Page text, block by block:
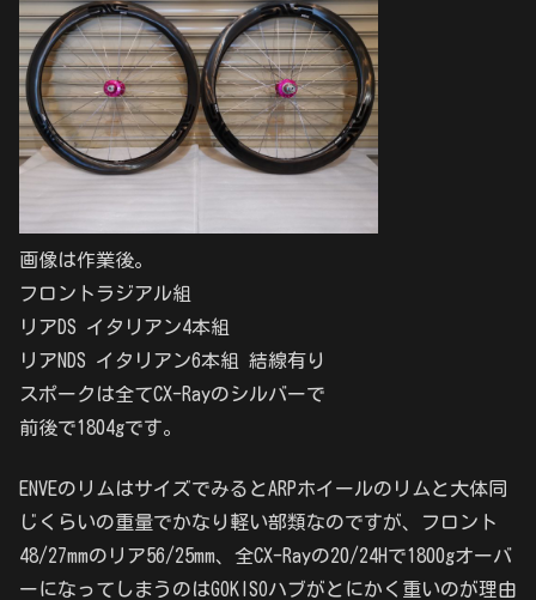
画像は作業後。
フロントラジアル組
リアDS イタリアン4本組
リアNDS イタリアン6本組 結線有り
スポークは全てCX-Rayのシルバーで
前後で1804gです。
ENVEのリムはサイズでみるとARPホイールのリムと大体同
じくらいの重量でかなり軽い部類なのですが、フロント
48/27mmのリア56/25mm、全CX-Rayの20/24Hで1800gオーバ
ーになってしまうのはGOKISOハブがとにかく重いのが理由